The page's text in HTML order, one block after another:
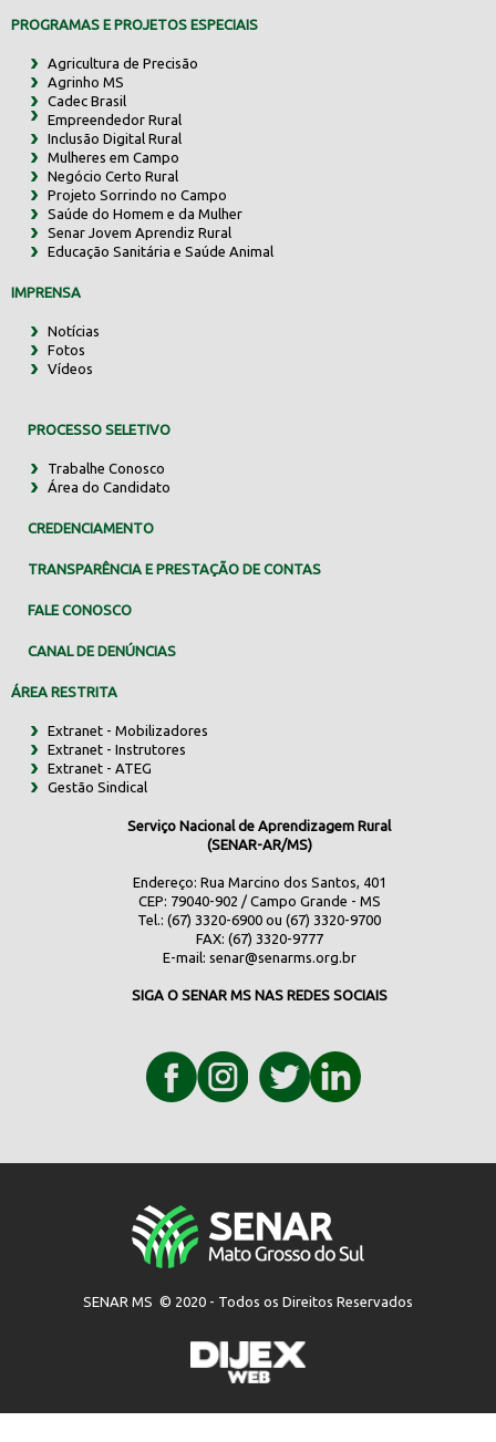
PROGRAMAS E PROJETOS ESPECIAIS
Agricultura de Precisão
Agrinho MS
Cadec Brasil
Empreendedor Rural
Inclusão Digital Rural
Mulheres em Campo
Negócio Certo Rural
Projeto Sorrindo no Campo
Saúde do Homem e da Mulher
Senar Jovem Aprendiz Rural
Educação Sanitária e Saúde Animal
IMPRENSA
Notícias
Fotos
Vídeos
PROCESSO SELETIVO
Trabalhe Conosco
Área do Candidato
CREDENCIAMENTO
TRANSPARÊNCIA E PRESTAÇÃO DE CONTAS
FALE CONOSCO
CANAL DE DENÚNCIAS
ÁREA RESTRITA
Extranet - Mobilizadores
Extranet - Instrutores
Extranet - ATEG
Gestão Sindical
Serviço Nacional de Aprendizagem Rural
(SENAR-AR/MS)
Endereço: Rua Marcino dos Santos, 401
CEP: 79040-902 / Campo Grande - MS
Tel.: (67) 3320-6900 ou (67) 3320-9700
FAX: (67) 3320-9777
E-mail: senar@senarms.org.br
SIGA O SENAR MS NAS REDES SOCIAIS
SENAR MS © 2020 - Todos os Direitos Reservados